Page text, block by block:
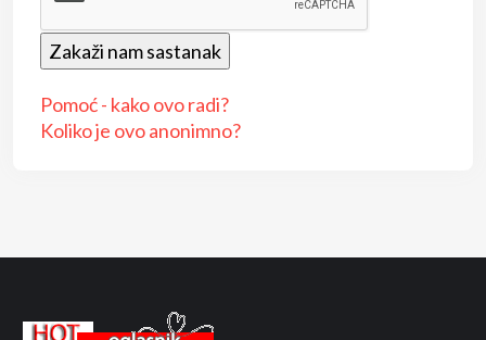
Pomoć - kako ovo radi?
Koliko je ovo anonimno?